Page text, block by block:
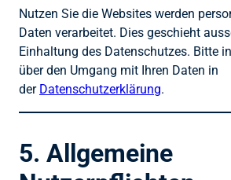
Nutzen Sie die Websites werden
Daten verarbeitet. Dies geschieht
Einhaltung des Datenschutzes. Bitte
über den Umgang mit Ihren Daten in
der Datenschutzerklärung.
5. Allgemeine